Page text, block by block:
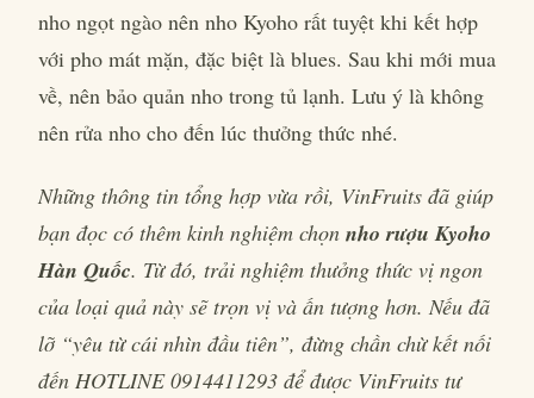
nho ngọt ngào nên nho Kyoho rất tuyệt khi kết hợp
với pho mát mặn, đặc biệt là blues. Sau khi mới mua
về, nên bảo quản nho trong tủ lạnh. Lưu ý là không
nên rửa nho cho đến lúc thưởng thức nhé.
Những thông tin tổng hợp vừa rồi, VinFruits đã giúp
bạn đọc có thêm kinh nghiệm chọn nho rượu Kyoho
Hàn Quốc. Từ đó, trải nghiệm thưởng thức vị ngon
của loại quả này sẽ trọn vị và ấn tượng hơn. Nếu đã
lỡ “yêu từ cái nhìn đầu tiên”, đừng chần chừ kết nối
đến HOTLINE 0914411293 để được VinFruits tư